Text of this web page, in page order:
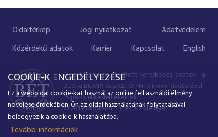
Oldaltérkép Jogi nyilatkozat
Adatvédelem
Közérdekű adatok
Karrier Kapcsolat English
A portálon megjelenített kereskedési adatok - a
BUX, a BUMIX és a CETOP NTR index kivételével -
15 perccel késleltetettek.
© 2019 Budapesti Értéktőzsde Nyrt.
COOKIE-K ENGEDÉLYEZÉSE
Ez a weboldal cookie-kat használ az online felhasználói élmény
növelése érdekében. Ön az oldal használatának folytatásával
beleegyezik a cookie-k használatába.
További információk